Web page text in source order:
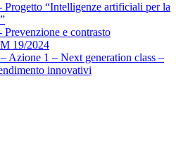
Progetto “Intelligenze artificiali per la
Prevenzione e contrasto
19/2024
Azione 1 – Next generation class –
innovativi